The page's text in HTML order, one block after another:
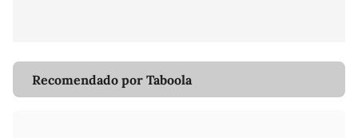
Recomendado por Taboola